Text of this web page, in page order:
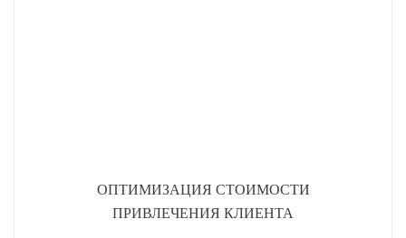
ОПТИМИЗАЦИЯ СТОИМОСТИ
ПРИВЛЕЧЕНИЯ КЛИЕНТА